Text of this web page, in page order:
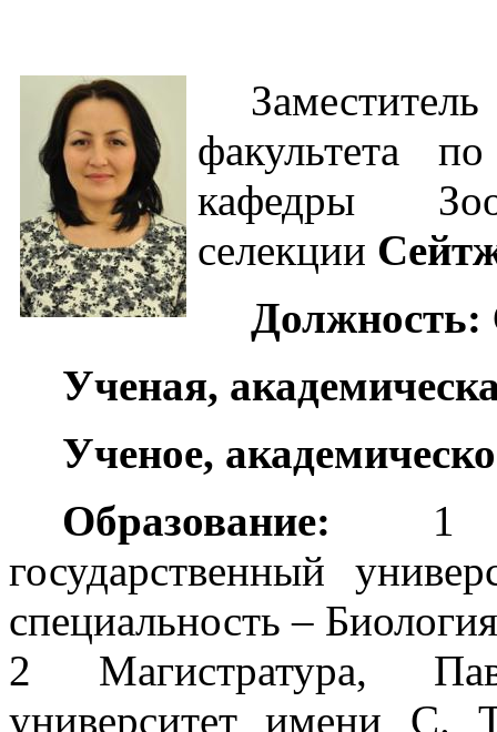
факультета
кафедры
селекции
Должность:
Ученая,
Ученое,
Образование: 1
государственный
специальность –
2 Магистратура,
университет имени С.